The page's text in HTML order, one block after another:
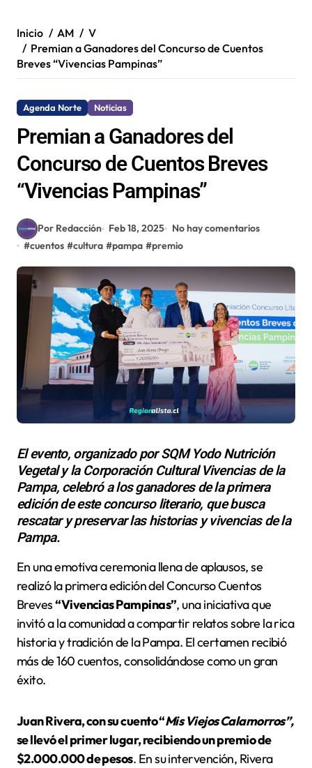
Inicio AM
V
Premian a Ganadores del Concurso de Cuentos
Breves “Vivencias Pampinas”
Agenda Norte Noticias
Premian a Ganadores del
Concurso de Cuentos Breves
“Vivencias Pampinas”
Por Redacción Feb 18, 2025
No hay comentarios
#cuentos #cultura #pampa #premio
El evento, organizado por SQM Yodo Nutrición
Vegetal y la Corporación Cultural Vivencias de la
Pampa, celebró a los ganadores de la primera
edición de este concurso literario, que busca
rescatar y preservar las historias y vivencias de la
Pampa.
En una emotiva ceremonia llena de aplausos, se
realizó la primera edición del Concurso Cuentos
Breves“Vivencias Pampinas”, una iniciativa que
invitó a la comunidad a compartir relatos sobre la rica
historia y tradición de la Pampa. El certamen recibió
más de 160 cuentos, consolidándose como un gran
éxito.
Juan Rivera, con su cuento “Mis Viejos Calamorros”,
se llevó el primer lugar, recibiendo un premio de
$2.000.000 de pesos. En su intervención, Rivera